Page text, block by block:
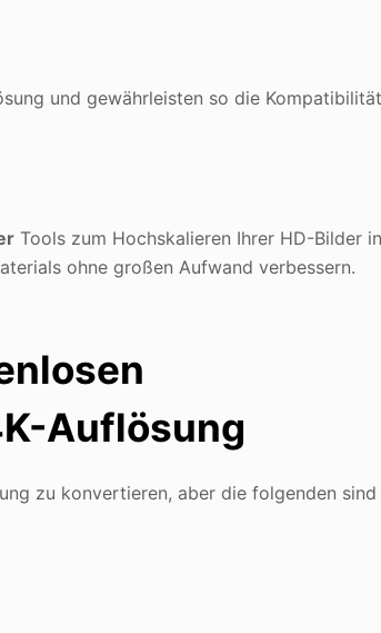
und gewährleisten so die
Tools zum Hochskalieren Ihrer HD-Bilder
ohne großen Aufwand verbessern.
Auflösung
zu konvertieren, aber die folgenden sind